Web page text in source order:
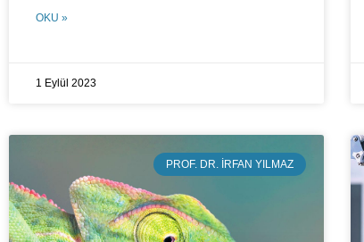
OKU »
1 Eylül 2023
PROF. DR. İRFAN YILMAZ